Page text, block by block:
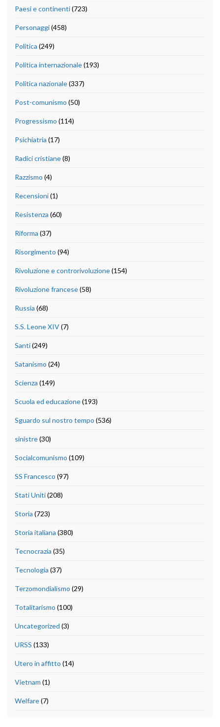
Paesi e continenti(723)
Personaggi(458)
Politica (249)
Politica internazionale(193)
Politica nazionale(337)
Post-comunismo (50)
Progressismo (114)
Psichiatria (17)
Radici cristiane(8)
Razzismo (4)
Recensioni(1)
Resistenza (60)
Riforma (37)
Risorgimento (94)
Rivoluzione e controrivoluzione(154)
Rivoluzione francese(58)
Russia (68)
S.S. Leone XIV(7)
Santi(249)
Satanismo (24)
Scienza (149)
Scuola ed educazione(193)
Sguardo sul nostro tempo (536)
sinistre(30)
Socialcomunismo (109)
SS Francesco (97)
Stati Uniti(208)
Storia (723)
Storia italiana (380)
Tecnocrazia (35)
Tecnologia (37)
Terzomondialismo (29)
Totalitarismo (100)
Uncategorized (3)
URSS (133)
Utero in affitto (14)
Vietnam (1)
Welfare(7)